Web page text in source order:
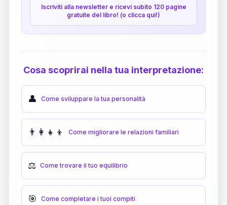
Iscriviti alla newsletter e ricevi subito 120 pagine
gratuite del libro! (o clicca qui!)
Cosa scoprirai nella tua interpretazione:
👤 Come sviluppare la tua personalità
👨‍👩‍👧‍👦 Come migliorare le relazioni familiari
⚖️ Come trovare il tuo equilibrio
🎯 Come completare i tuoi compiti